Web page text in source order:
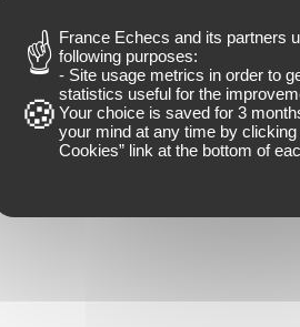
France Echecs and its partners
following purposes:
- Site usage metrics in order to
statistics useful for the
Your choice is saved for 3
your mind at any time by clicking
Cookies” link at the bottom of